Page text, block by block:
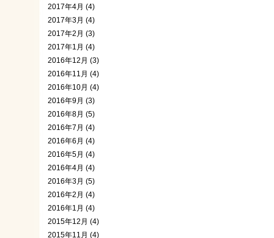
2017年4月 (4)
2017年3月 (4)
2017年2月 (3)
2017年1月 (4)
2016年12月 (3)
2016年11月 (4)
2016年10月 (4)
2016年9月 (3)
2016年8月 (5)
2016年7月 (4)
2016年6月 (4)
2016年5月 (4)
2016年4月 (4)
2016年3月 (5)
2016年2月 (4)
2016年1月 (4)
2015年12月 (4)
2015年11月 (4)